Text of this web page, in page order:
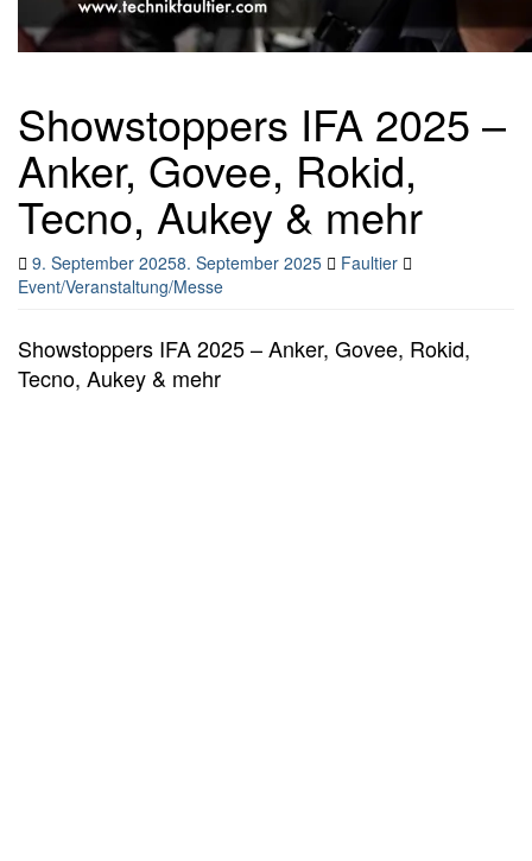
Showstoppers IFA 2025 –
Anker, Govee, Rokid,
Tecno, Aukey & mehr
9. September 20258. September 2025
Faultier
Event/Veranstaltung/Messe
Showstoppers IFA 2025 – Anker, Govee, Rokid,
Tecno, Aukey & mehr